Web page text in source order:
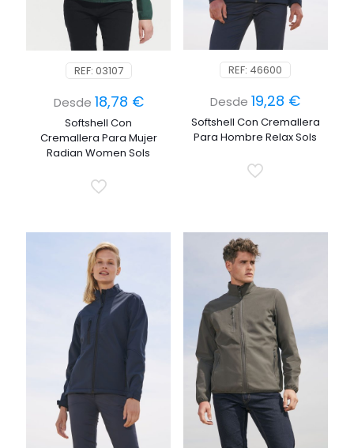
REF: 03107
Desde 18,78 €
Softshell Con
Cremallera Para Mujer
Radian Women Sols
REF: 46600
Desde19,28 €
Softshell Con Cremallera
Para Hombre Relax Sols